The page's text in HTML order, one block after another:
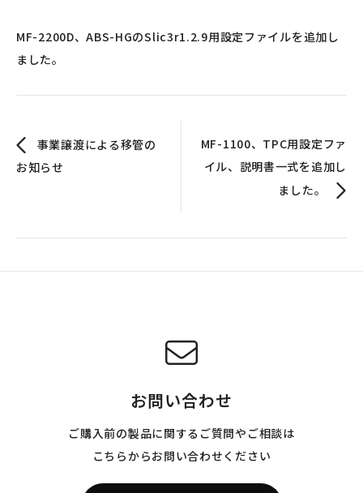
MF-2200D、ABS-HGのSlic3r1.2.9用設定ファイルを追加し
ました。
事業譲渡による移管の
お知らせ
MF-1100、TPC用設定ファ
イル、説明書一式を追加し
ました。
お問い合わせ
ご購入前の製品に関するご質問やご相談は
こちらからお問い合わせください